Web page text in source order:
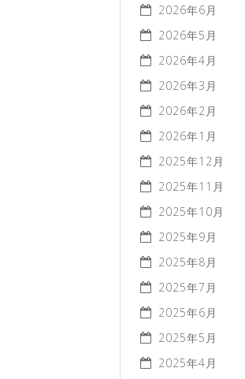
2026年6月
2026年5月
2026年4月
2026年3月
2026年2月
2026年1月
2025年12月
2025年11月
2025年10月
2025年9月
2025年8月
2025年7月
2025年6月
2025年5月
2025年4月